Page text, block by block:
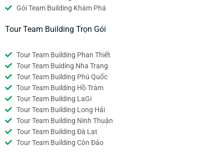
Gói Team Building Khám Phá
Tour Team Building Trọn Gói
Tour Team Building Phan Thiết
Tour Team Buiding Nha Trang
Tour Team Building Phú Quốc
Tour Team Building Hồ Tràm
Tour Team Building LaGi
Tour Team Building Long Hải
Tour Team Building Ninh Thuận
Tour Team Building Đà Lạt
Tour Team Building Côn Đảo